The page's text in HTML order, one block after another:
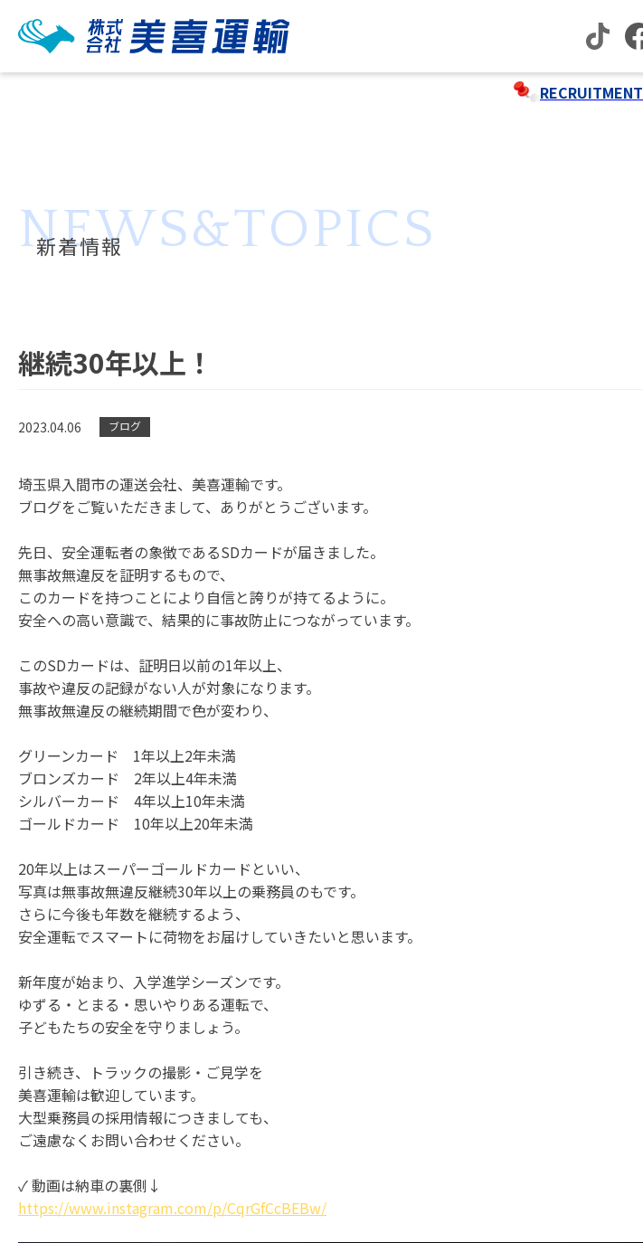
RECRUITMENT
NEWS&TOPICS
新着情報
継続30年以上！
2023.04.06 ブログ
埼玉県入間市の運送会社、美喜運輸です。
ブログをご覧いただきまして、ありがとうございます。
先日、安全運転者の象徴であるSDカードが届きました。
無事故無違反を証明するもので、
このカードを持つことにより自信と誇りが持てるように。
安全への高い意識で、結果的に事故防止につながっています。
このSDカードは、証明日以前の1年以上、
事故や違反の記録がない人が対象になります。
無事故無違反の継続期間で色が変わり、
グリーンカード 1年以上2年未満
ブロンズカード 2年以上4年未満
シルバーカード 4年以上10年未満
ゴールドカード 10年以上20年未満
20年以上はスーパーゴールドカードといい、
写真は無事故無違反継続30年以上の乗務員のもです。
さらに今後も年数を継続するよう、
安全運転でスマートに荷物をお届けしていきたいと思います。
新年度が始まり、入学進学シーズンです。
ゆずる・とまる・思いやりある運転で、
子どもたちの安全を守りましょう。
引き続き、トラックの撮影・ご見学を
美喜運輸は歓迎しています。
大型乗務員の採用情報につきましても、
ご遠慮なくお問い合わせください。
✓ 動画は納車の裏側↓
https://www.instagram.com/p/CqrGfCcBEBw/